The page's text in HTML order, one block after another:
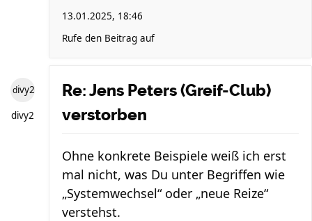
13.01.2025, 18:46
Rufe den Beitrag auf
divy2
divy2
Re: Jens Peters (Greif-Club)
verstorben
Ohne konkrete Beispiele weiß ich erst
mal nicht, was Du unter Begriffen wie
„Systemwechsel“ oder „neue Reize“
verstehst.